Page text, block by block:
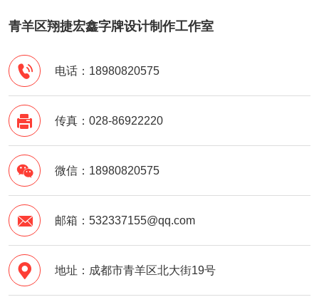
青羊区翔捷宏鑫字牌设计制作工作室
 电话：18980820575
 传真：028-86922220
 微信：18980820575
 邮箱：532337155@qq.com
 地址：成都市青羊区北大街19号